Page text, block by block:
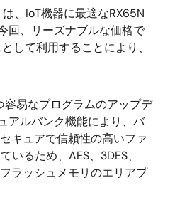
は、IoT機器に最適なRX65N
回、リーズナブルな価格で
して利用することにより、
易なプログラムのアップデ
アルバンク機能により、バ
キュアで信頼性の高いファ
るため、AES、3DES、
ラッシュメモリのエリアプ